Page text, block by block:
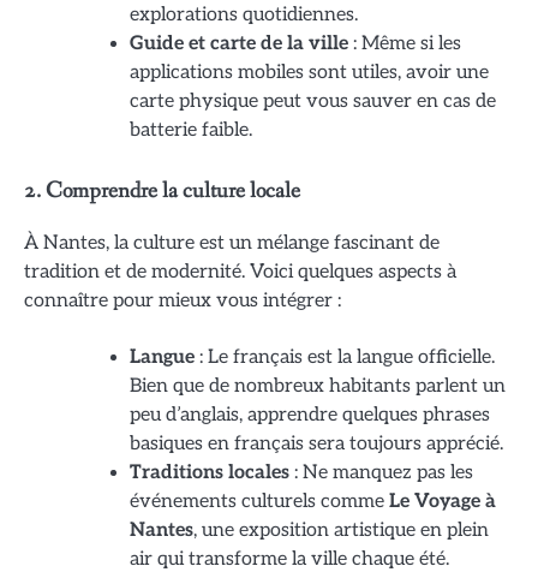
explorations quotidiennes.
Guide et carte de la ville : Même si les
applications mobiles sont utiles, avoir une
carte physique peut vous sauver en cas de
batterie faible.
2. Comprendre la culture locale
À Nantes, la culture est un mélange fascinant de
tradition et de modernité. Voici quelques aspects à
connaître pour mieux vous intégrer :
Langue : Le français est la langue officielle.
Bien que de nombreux habitants parlent un
peu d’anglais, apprendre quelques phrases
basiques en français sera toujours apprécié.
Traditions locales : Ne manquez pas les
événements culturels comme Le Voyage à
Nantes, une exposition artistique en plein
air qui transforme la ville chaque été.